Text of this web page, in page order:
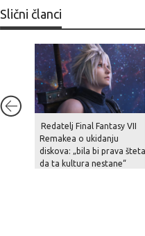
Slični članci
Redatelj Final Fantasy VII
Remakea o ukidanju
diskova: „bila bi prava šteta
da ta kultura nestane“